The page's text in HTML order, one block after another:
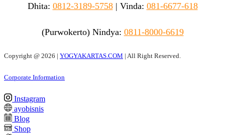
Dhita: 0812-3189-5758| Vinda: 081-6677-618
(Purwokerto) Nindya: 0811-8000-6619
Copyright @ 2026 | YOGYAKARTAS.COM | All Right Reserved.
Corporate Information
Instagram
ayobisnis
Blog
Shop